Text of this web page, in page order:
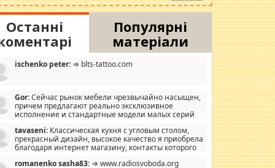
Останні
Популярні
матеріали
ischenko peter: ⇒ blts-tattoo.com
Gor:Сейчас рынок мебели чрезвычайно насыщен,
причем предлагают реально эксклюзивное
исполнение и стандартные модели малых серий
мало походит на стандартные формы, в MebelOk,
и что главное - со вкусом все в порядке,
ненужных наворотов удорожающих мебель, а это не
tavaseni: Классическая кухня с угловым столом,
прекрасный дизайн, высокое качество я приобрела
благодаря интернет магазину, контакты которого
romanenko sasha83: ⇒ www.radiosvoboda.org